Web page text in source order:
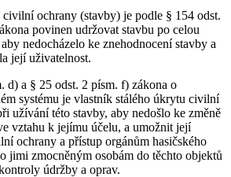
ochrany (stavby) je podle § 154 odst.
povinen udržovat stavbu po celou
nedocházelo ke znehodnocení stavby a
její uživatelnost.
d) a § 25 odst. 2 písm. f) zákona o
systému je vlastník stálého úkrytu civilní
užívání této stavby, aby nedošlo ke změně
vztahu k jejímu účelu, a umožnit její
ochrany a přístup orgánům hasičského
jimi zmocněným osobám do těchto objektů
údržby a oprav.